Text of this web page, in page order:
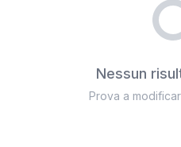
Nessun
Prova a